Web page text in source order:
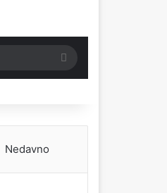
Nedavno